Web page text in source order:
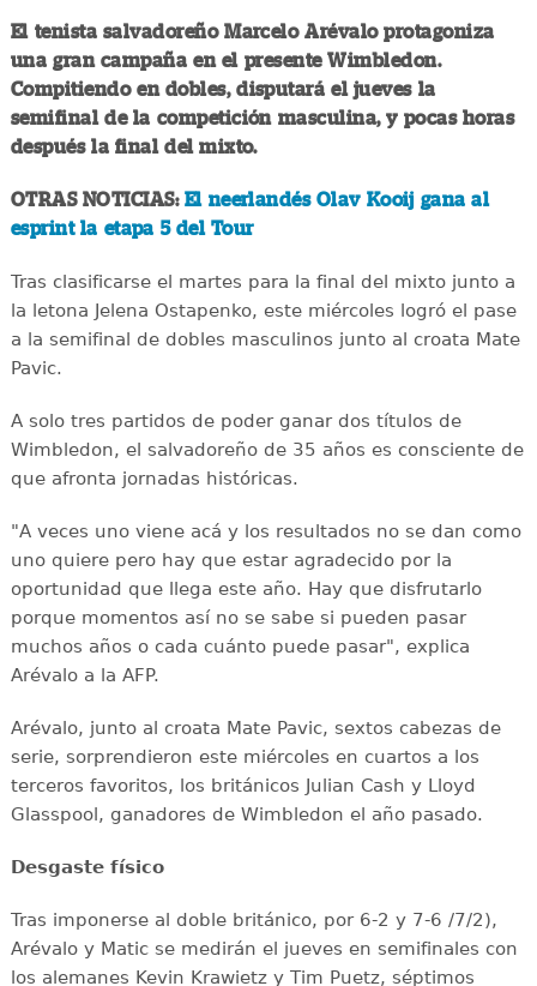
El tenista salvadoreño Marcelo Arévalo protagoniza
una gran campaña en el presente Wimbledon.
Compitiendo en dobles, disputará el jueves la
semifinal de la competición masculina, y pocas horas
después la final del mixto.
OTRAS NOTICIAS: El neerlandés Olav Kooij gana al
esprint la etapa 5 del Tour
Tras clasificarse el martes para la final del mixto junto a
la letona Jelena Ostapenko, este miércoles logró el pase
a la semifinal de dobles masculinos junto al croata Mate
Pavic.
A solo tres partidos de poder ganar dos títulos de
Wimbledon, el salvadoreño de 35 años es consciente de
que afronta jornadas históricas.
"A veces uno viene acá y los resultados no se dan como
uno quiere pero hay que estar agradecido por la
oportunidad que llega este año. Hay que disfrutarlo
porque momentos así no se sabe si pueden pasar
muchos años o cada cuánto puede pasar", explica
Arévalo a la AFP.
Arévalo, junto al croata Mate Pavic, sextos cabezas de
serie, sorprendieron este miércoles en cuartos a los
terceros favoritos, los británicos Julian Cash y Lloyd
Glasspool, ganadores de Wimbledon el año pasado.
Desgaste físico
Tras imponerse al doble británico, por 6-2 y 7-6 /7/2),
Arévalo y Matic se medirán el jueves en semifinales con
los alemanes Kevin Krawietz y Tim Puetz, séptimos